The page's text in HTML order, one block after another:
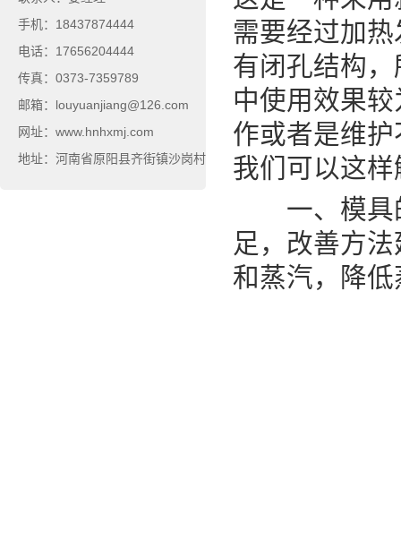
手机：18437874444
电话：17656204444
传真：0373-7359789
邮箱：louyuanjiang@126.com
网址：www.hnhxmj.com
地址：河南省原阳县齐街镇沙岗村
需要经过加
有闭孔结构
中使用效果
作或者是维
我们可以这
一、模具的
足，改善方
和蒸汽，降